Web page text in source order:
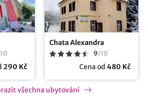
10
290 Kč
Chata Alexandra
9/10
Cena od 480 Kč
všechna ubytování